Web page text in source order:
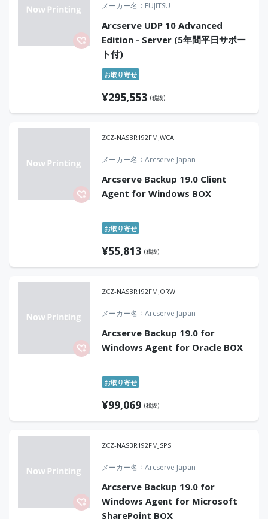
メーカー名 FUJITSU
Arcserve UDP 10 Advanced
Edition - Server (5年間平日サポー
ト付)
お取り寄せ
¥295,553 (税抜)
ZCZ-NASBR192FMJWCA
メーカー名 Arcserve Japan
Arcserve Backup 19.0 Client
Agent for Windows BOX
お取り寄せ
¥55,813 (税抜)
ZCZ-NASBR192FMJORW
メーカー名 Arcserve Japan
Arcserve Backup 19.0 for
Windows Agent for Oracle BOX
お取り寄せ
¥99,069 (税抜)
ZCZ-NASBR192FMJSPS
メーカー名 Arcserve Japan
Arcserve Backup 19.0 for
Windows Agent for Microsoft
SharePoint BOX